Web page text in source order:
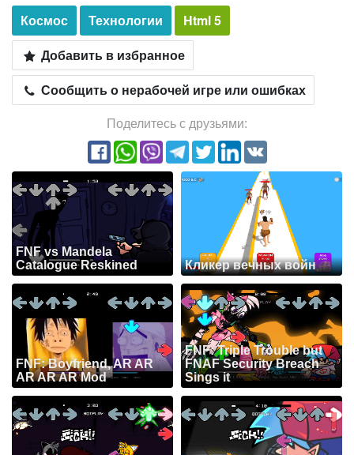
Космос Технологии
Html 5
Добавить в избранное
Сообщить о нерабочей игре или ошибках
Поделитесь с друзьями:
FNF vs Mandela
Catalogue Reskined
Кликер вечных войн
FNF: Boyfriend, AR AR
AR AR AR Mod
FNF: Triple Trouble but
FNAF Security Breach
Sings it